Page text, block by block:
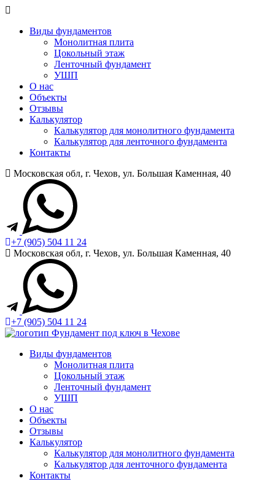
Виды фундаментов
Монолитная плита
Цокольный этаж
Ленточный фундамент
УШП
О нас
Объекты
Отзывы
Калькулятор
Калькулятор для монолитного фундамента
Калькулятор для ленточного фундамента
Контакты
Московская обл, г. Чехов, ул. Большая Каменная, 40
+7 (905) 504 11 24
Московская обл, г. Чехов, ул. Большая Каменная, 40
+7 (905) 504 11 24
Виды фундаментов
Монолитная плита
Цокольный этаж
Ленточный фундамент
УШП
О нас
Объекты
Отзывы
Калькулятор
Калькулятор для монолитного фундамента
Калькулятор для ленточного фундамента
Контакты